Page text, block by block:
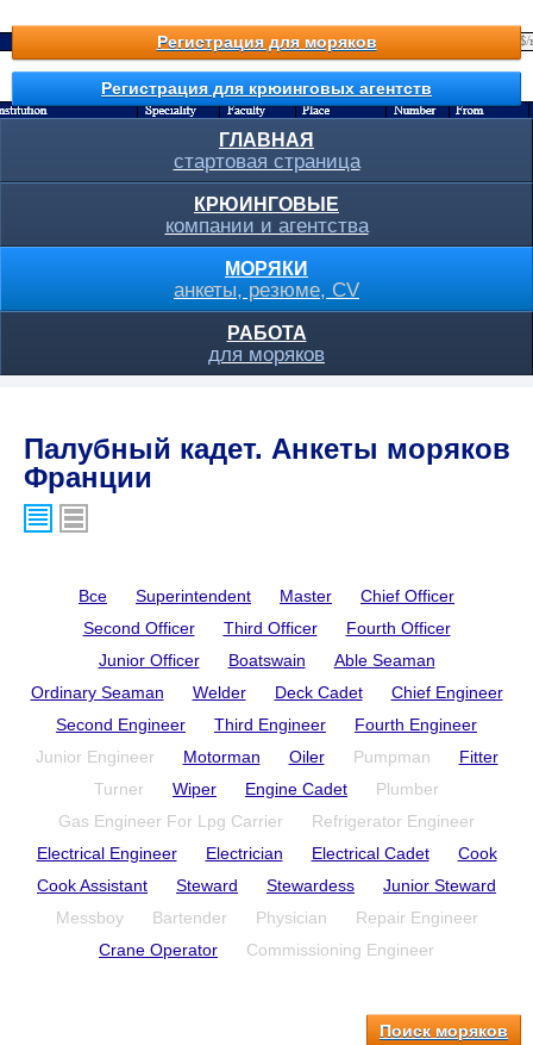
Регистрация для моряков
Регистрация для крюинговых агентств
ГЛАВНАЯ
стартовая страница
КРЮИНГОВЫЕ
компании и агентства
МОРЯКИ
анкеты, резюме, CV
РАБОТА
для моряков
Палубный кадет. Анкеты моряков
Франции
Все Superintendent Master
Chief Officer
Second Officer
Third Officer
Fourth Officer
Junior Officer
Boatswain
Able Seaman
Ordinary Seaman
Welder Deck Cadet
Chief Engineer
Second Engineer
Third Engineer
Fourth Engineer
Junior Engineer
Motorman Oiler Pumpman
Fitter
Turner
Wiper Engine Cadet
Plumber
Gas Engineer For Lpg Carrier
Refrigerator Engineer
Electrical Engineer
Electrician Electrical Cadet
Cook
Cook Assistant
Steward Stewardess
Junior Steward
Messboy
Bartender Physician
Repair Engineer
Crane Operator
Commissioning Engineer
Поиск моряков